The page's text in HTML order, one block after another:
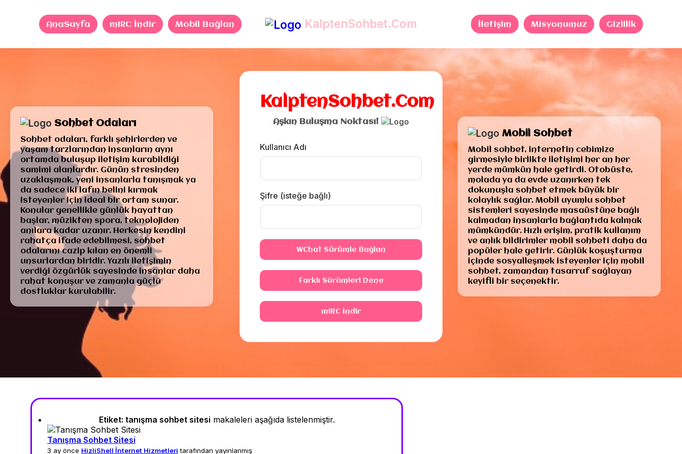
AnaSayfa mIRC İndir Mobil Bağlan KalptenSohbet.Com İletişim Misyonumuz Gizlilik
Sohbet Odaları
Sohbet odaları, farklı şehirlerden ve
yaşam tarzlarından insanların aynı
ortamda buluşup iletişim kurabildiği
samimi alanlardır. Günün stresinden
uzaklaşmak, yeni insanlarla tanışmak ya
da sadece iki lafın belini kırmak
isteyenler için ideal bir ortam sunar.
Konular genellikle günlük hayattan
başlar, müzikten spora, teknolojiden
anılara kadar uzanır. Herkesin kendini
rahatça ifade edebilmesi, sohbet
odalarını cazip kılan en önemli
unsurlardan biridir. Yazılı iletişimin
verdiği özgürlük sayesinde insanlar daha
rahat konuşur ve zamanla güçlü
dostluklar kurulabilir.
❤️
KalptenSohbet.Com
Aşkın Buluşma Noktası!
Kullanıcı Adı
Şifre (isteğe bağlı)
WChat Sürümle Bağlan
Farklı Sürümleri Dene
mIRC İndir
Mobil Sohbet
Mobil sohbet, internetin cebimize
girmesiyle birlikte iletişimi her an her
yerde mümkün hale getirdi. Otobüste,
molada ya da evde uzanırken tek
dokunuşla sohbet etmek büyük bir
kolaylık sağlar. Mobil uyumlu sohbet
sistemleri sayesinde masaüstüne bağlı
kalmadan insanlarla bağlantıda kalmak
mümkündür. Hızlı erişim, pratik kullanım
ve anlık bildirimler mobil sohbeti daha da
popüler hale getirir. Günlük koşuşturma
içinde sosyalleşmek isteyenler için mobil
sohbet, zamandan tasarruf sağlayan
keyifli bir seçenektir.
Etiket: tanışma sohbet sitesi makaleleri aşağıda listelenmiştir.
Tanışma Sohbet Sitesi
3 ay önce HizliShell İnternet Hizmetleri tarafından yayınlanmış